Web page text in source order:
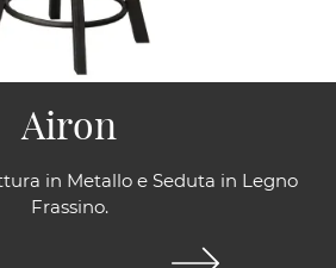
in Metallo e Seduta in Legno
Frassino.
Airon